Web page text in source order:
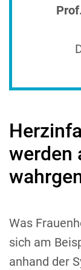
werden
Was
sich am
anhand der